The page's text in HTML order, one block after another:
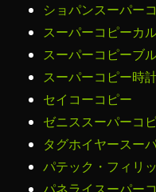
ショパンスーパー
スーパーコピーカ
スーパーコピーブ
スーパーコピー時
セイコーコピー
ゼニススーパーコ
タグホイヤースー
パテック・フィリ
パネライスーパー